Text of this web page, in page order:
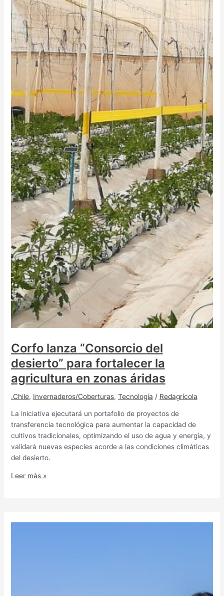
Corfo lanza “Consorcio del
desierto” para fortalecer la
agricultura en zonas áridas
.Chile, Invernaderos/Coberturas, Tecnología / Redagrícola
La iniciativa ejecutará un portafolio de proyectos de
transferencia tecnológica para aumentar la capacidad de
cultivos tradicionales, optimizando el uso de agua y energía, y
validará nuevas especies acorde a las condiciones climáticas
del desierto.
Leer más »